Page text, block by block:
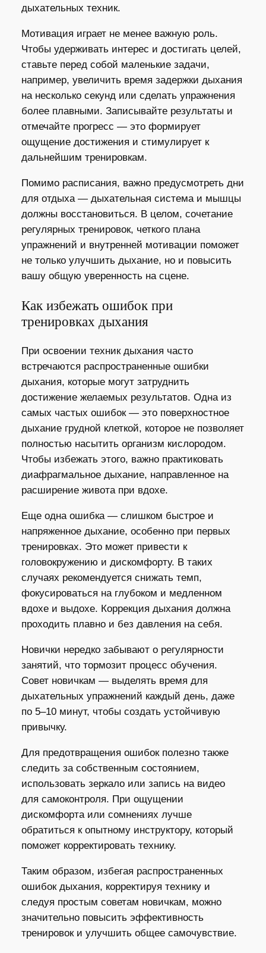
дыхательных техник.
Мотивация играет не менее важную роль.
Чтобы удерживать интерес и достигать целей,
ставьте перед собой маленькие задачи,
например, увеличить время задержки дыхания
на несколько секунд или сделать упражнения
более плавными. Записывайте результаты и
отмечайте прогресс — это формирует
ощущение достижения и стимулирует к
дальнейшим тренировкам.
Помимо расписания, важно предусмотреть дни
для отдыха — дыхательная система и мышцы
должны восстановиться. В целом, сочетание
регулярных тренировок, четкого плана
упражнений и внутренней мотивации поможет
не только улучшить дыхание, но и повысить
вашу общую уверенность на сцене.
Как избежать ошибок при
тренировках дыхания
При освоении техник дыхания часто
встречаются распространенные ошибки
дыхания, которые могут затруднить
достижение желаемых результатов. Одна из
самых частых ошибок — это поверхностное
дыхание грудной клеткой, которое не позволяет
полностью насытить организм кислородом.
Чтобы избежать этого, важно практиковать
диафрагмальное дыхание, направленное на
расширение живота при вдохе.
Еще одна ошибка — слишком быстрое и
напряженное дыхание, особенно при первых
тренировках. Это может привести к
головокружению и дискомфорту. В таких
случаях рекомендуется снижать темп,
фокусироваться на глубоком и медленном
вдохе и выдохе. Коррекция дыхания должна
проходить плавно и без давления на себя.
Новички нередко забывают о регулярности
занятий, что тормозит процесс обучения.
Совет новичкам — выделять время для
дыхательных упражнений каждый день, даже
по 5–10 минут, чтобы создать устойчивую
привычку.
Для предотвращения ошибок полезно также
следить за собственным состоянием,
использовать зеркало или запись на видео
для самоконтроля. При ощущении
дискомфорта или сомнениях лучше
обратиться к опытному инструктору, который
поможет корректировать технику.
Таким образом, избегая распространенных
ошибок дыхания, корректируя технику и
следуя простым советам новичкам, можно
значительно повысить эффективность
тренировок и улучшить общее самочувствие.